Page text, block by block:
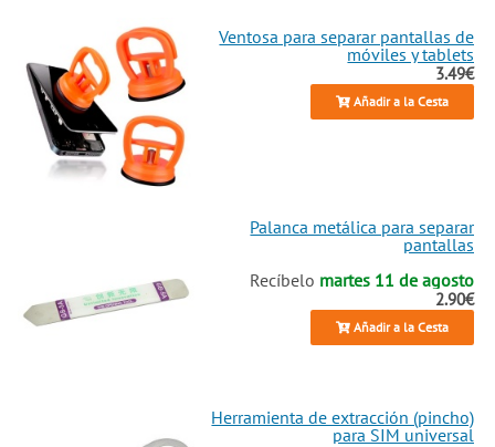
Ventosa para separar pantallas de
móviles y tablets
3.49€
Añadir a la Cesta
Palanca metálica para separar
pantallas
Recíbelo martes 11 de agosto
2.90€
Añadir a la Cesta
Herramienta de extracción (pincho)
para SIM universal